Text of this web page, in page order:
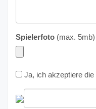
Spielerfoto (max. 5mb)
Ja, ich akzeptiere die